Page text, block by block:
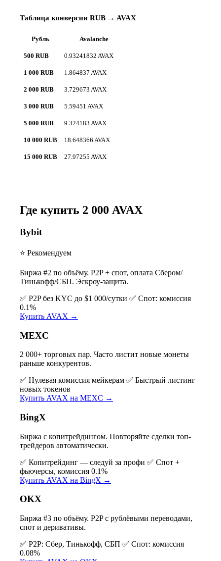
Таблица конверсии RUB → AVAX
Рубль Avalanche
500 RUB 0.93241832 AVAX
1 000 RUB 1.864837 AVAX
2 000 RUB 3.729673 AVAX
3 000 RUB 5.59451 AVAX
5 000 RUB 9.324183 AVAX
10 000 RUB 18.648366 AVAX
15 000 RUB 27.97255 AVAX
Где купить 2 000 AVAX
Bybit
⭐ Рекомендуем
Биржа #2 по объёму. P2P + спот, оплата Сбером/
Тинькофф/СБП. Эскроу-защита.
✅ P2P без KYC до $1 000/сутки ✅ Спот: комиссия
0.1%
Купить AVAX →
MEXC
2 000+ торговых пар. Часто листит новые монеты
раньше конкурентов.
✅ Нулевая комиссия мейкерам ✅ Быстрый листинг
новых токенов
Купить AVAX на MEXC →
BingX
Биржа с копитрейдингом. Повторяйте сделки топ-
трейдеров автоматически.
✅ Копитрейдинг — следуй за профи ✅ Спот +
фьючерсы, комиссия 0.1%
Купить AVAX на BingX →
OKX
Биржа #3 по объёму. P2P с рублёвыми переводами,
спот и деривативы.
✅ P2P: Сбер, Тинькофф, СБП ✅ Спот: комиссия
0.08%